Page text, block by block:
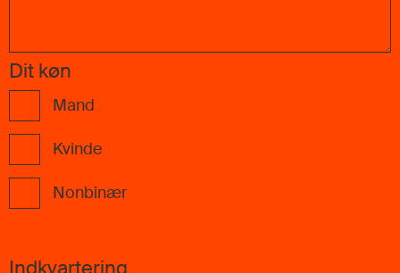
Dit køn
Mand
Kvinde
Nonbinær
Indkvartering